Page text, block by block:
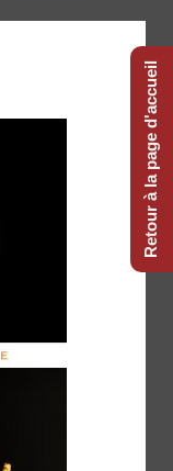
Retour à la page d'accueil